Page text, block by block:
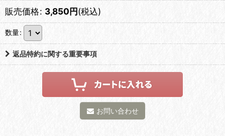
販売価格: 3,850円(税込)
数量:
返品特約に関する重要事項
お問い合わせ